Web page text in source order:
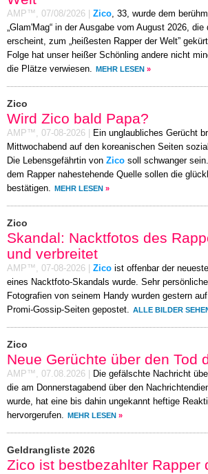
AMP™, 07/08/2026 Zico, 33, wurde dem
„Glam'Mag“ in der Ausgabe vom August 2026, die
erscheint, zum „heißesten Rapper der Welt”
Folge hat unser heißer Schönling andere nicht
die Plätze verwiesen. MEHR LESEN »
Zico
Wird Zico bald Papa?
AMP™, 07-08-2026
Ein unglaubliches Gerücht
Mittwochabend auf den koreanischen Seiten
Die Lebensgefährtin von Zico soll schwanger
dem Rapper nahestehende Quelle sollen die
bestätigen. MEHR LESEN »
Zico
Skandal: Nacktfotos des
und verbreitet
AMP™, 07-08-2026 Zico ist offenbar der
eines Nacktfoto-Skandals wurde. Sehr
Fotografien von seinem Handy wurden gestern
Promi-Gossip-Seiten gepostet. ALLE BILDER
Zico
Neue Gerüchte über den Tod
AMP™, 07.08.2026 Die gefälschte Nachricht
die am Donnerstagabend über den
wurde, hat eine bis dahin ungekannt heftige
hervorgerufen. MEHR LESEN »
Geldrangliste 2026
Zico ist bestbezahlter Rapper